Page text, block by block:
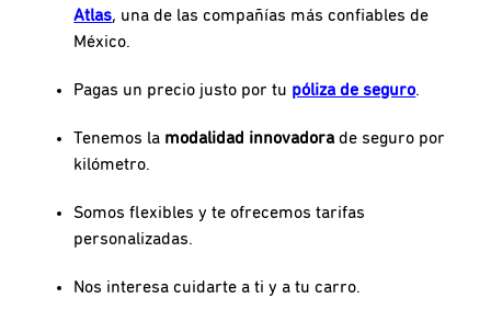
Atlas, una de las compañías más confiables de
México.
Pagas un precio justo por tu póliza de seguro.
Tenemos la modalidad innovadorade seguro por
kilómetro.
Somos flexibles y te ofrecemos tarifas
personalizadas.
Nos interesa cuidarte a ti y a tu carro.